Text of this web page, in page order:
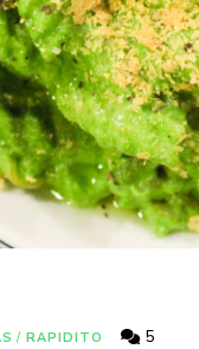
/ RAPIDITO 5